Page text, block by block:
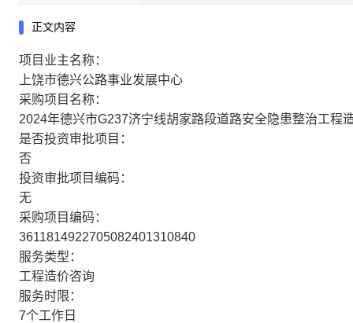
正文内容
项目业主名称：
上饶市德兴公路事业发展中心
采购项目名称：
2024年德兴市G237济宁线胡家路段道路安全隐患整治工程
是否投资审批项目：
否
投资审批项目编码：
无
采购项目编码：
3611814922705082401310840
服务类型：
工程造价咨询
服务时限：
7个工作日